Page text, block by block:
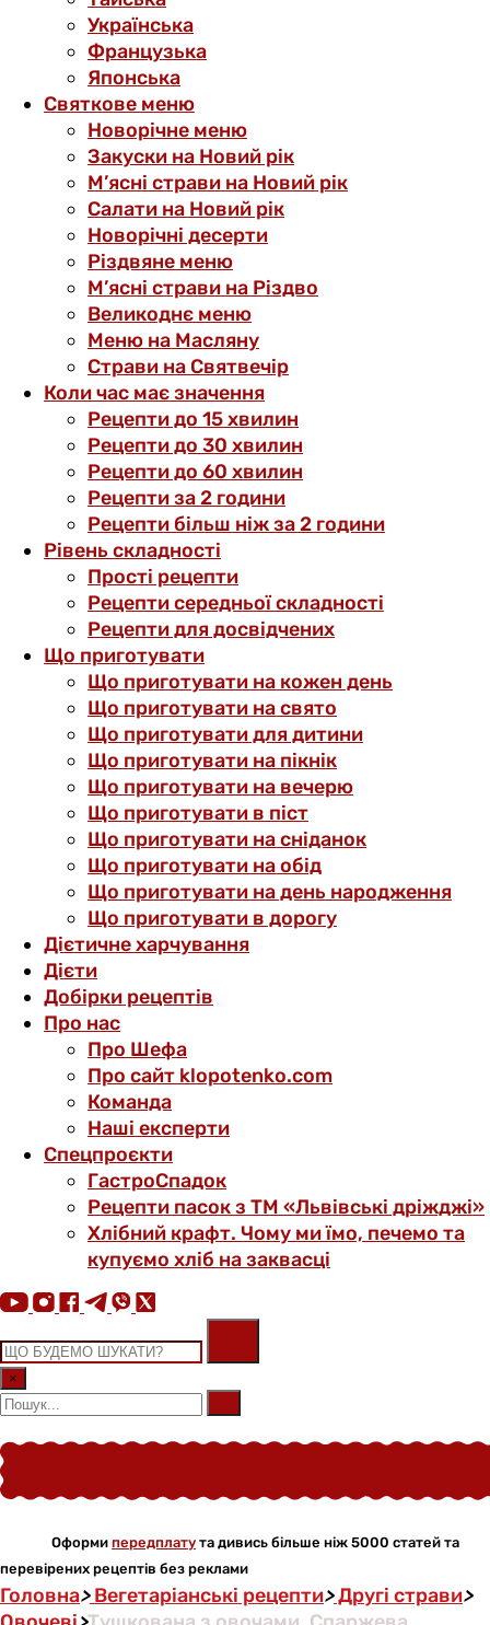
Українська
Французька
Японська
Святкове меню
Новорічне меню
Закуски на Новий рік
М’ясні страви на Новий рік
Салати на Новий рік
Новорічні десерти
Різдвяне меню
М’ясні страви на Різдво
Великоднє меню
Меню на Масляну
Страви на Святвечір
Коли час має значення
Рецепти до 15 хвилин
Рецепти до 30 хвилин
Рецепти до 60 хвилин
Рецепти за 2 години
Рецепти більш ніж за 2 години
Рівень складності
Прості рецепти
Рецепти середньої складності
Рецепти для досвідчених
Що приготувати
Що приготувати на кожен день
Що приготувати на свято
Що приготувати для дитини
Що приготувати на пікнік
Що приготувати на вечерю
Що приготувати в піст
Що приготувати на сніданок
Що приготувати на обід
Що приготувати на день народження
Що приготувати в дорогу
Дієтичне харчування
Дієти
Добірки рецептів
Про нас
Про Шефа
Про сайт klopotenko.com
Команда
Наші експерти
Спецпроєкти
ГастроСпадок
Рецепти пасок з ТМ «Львівські дріжджі»
Хлібний крафт. Чому ми їмо, печемо та
купуємо хліб на заквасці
×
Оформи передплату та дивись більше ніж 5000 статей та
перевірених рецептів без реклами
Головна>Вегетаріанські рецепти>Другі страви>